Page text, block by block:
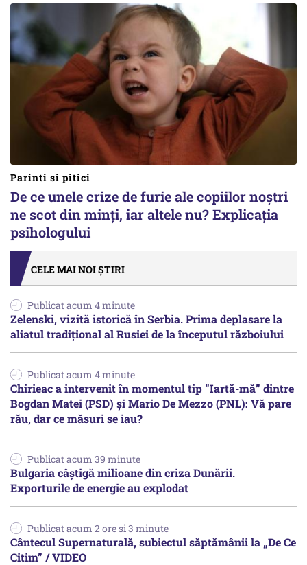
Parinti si pitici
De ce unele crize de furie ale copiilor noștri
ne scot din minți, iar altele nu? Explicația
psihologului
CELE MAI NOI ȘTIRI
Publicat acum 4 minute
Zelenski, vizită istorică în Serbia. Prima deplasare la
aliatul tradițional al Rusiei de la începutul războiului
Publicat acum 4 minute
Chirieac a intervenit în momentul tip ”Iartă-mă” dintre
Bogdan Matei (PSD) și Mario De Mezzo (PNL): Vă pare
rău, dar ce măsuri se iau?
Publicat acum 39 minute
Bulgaria câștigă milioane din criza Dunării.
Exporturile de energie au explodat
Publicat acum 2 ore si 3 minute
Cântecul Supernaturală, subiectul săptămânii la „De Ce
Citim” / VIDEO